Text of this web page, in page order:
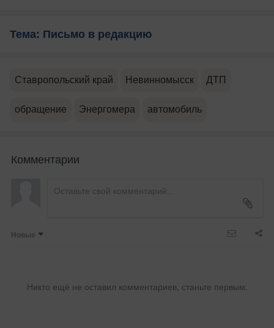
Тема: Письмо в редакцию
Ставропольский край Невинномысск ДТП
обращение Энергомера автомобиль
Комментарии
Новые
Никто ещё не оставил комментариев, станьте первым.